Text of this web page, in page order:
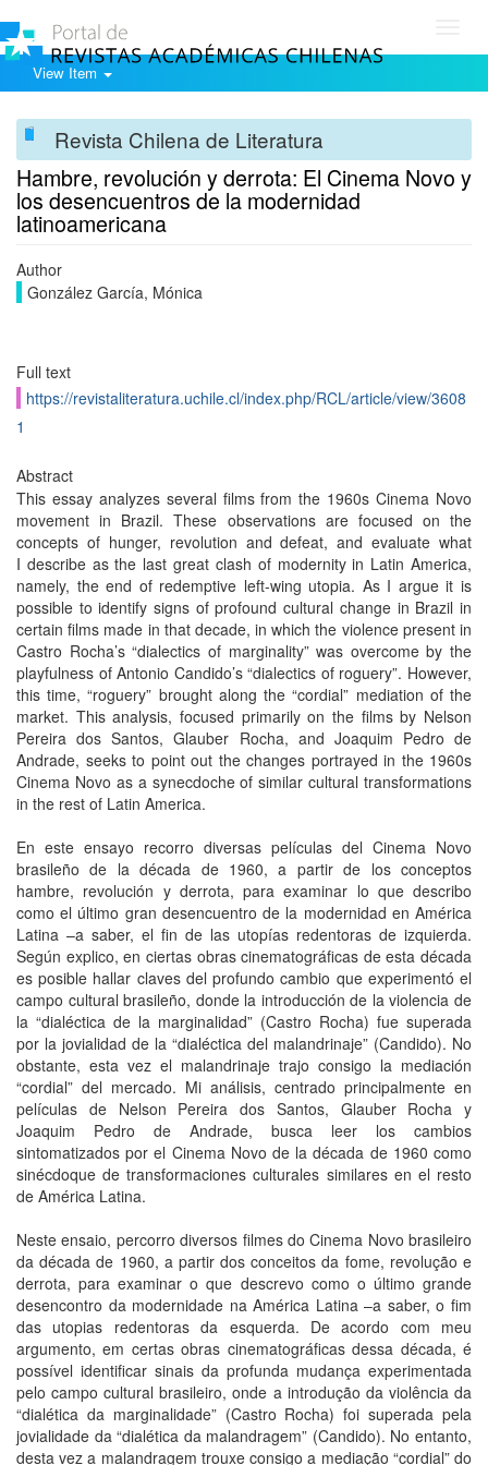
View Item
Revista Chilena de Literatura
Hambre, revolución y derrota: El Cinema Novo y
los desencuentros de la modernidad
latinoamericana
Author
González García, Mónica
Full text
https://revistaliteratura.uchile.cl/index.php/RCL/article/view/3608
1
Abstract
This essay analyzes several films from the 1960s Cinema Novo
movement in Brazil. These observations are focused on the
concepts of hunger, revolution and defeat, and evaluate what
I describe as the last great clash of modernity in Latin America,
namely, the end of redemptive left-wing utopia. As I argue it is
possible to identify signs of profound cultural change in Brazil in
certain films made in that decade, in which the violence present in
Castro Rocha’s “dialectics of marginality” was overcome by the
playfulness of Antonio Candido’s “dialectics of roguery”. However,
this time, “roguery” brought along the “cordial” mediation of the
market. This analysis, focused primarily on the films by Nelson
Pereira dos Santos, Glauber Rocha, and Joaquim Pedro de
Andrade, seeks to point out the changes portrayed in the 1960s
Cinema Novo as a synecdoche of similar cultural transformations
in the rest of Latin America.
En este ensayo recorro diversas películas del Cinema Novo
brasileño de la década de 1960, a partir de los conceptos
hambre, revolución y derrota, para examinar lo que describo
como el último gran desencuentro de la modernidad en América
Latina –a saber, el fin de las utopías redentoras de izquierda.
Según explico, en ciertas obras cinematográficas de esta década
es posible hallar claves del profundo cambio que experimentó el
campo cultural brasileño, donde la introducción de la violencia de
la “dialéctica de la marginalidad” (Castro Rocha) fue superada
por la jovialidad de la “dialéctica del malandrinaje” (Candido). No
obstante, esta vez el malandrinaje trajo consigo la mediación
“cordial” del mercado. Mi análisis, centrado principalmente en
películas de Nelson Pereira dos Santos, Glauber Rocha y
Joaquim Pedro de Andrade, busca leer los cambios
sintomatizados por el Cinema Novo de la década de 1960 como
sinécdoque de transformaciones culturales similares en el resto
de América Latina.
Neste ensaio, percorro diversos filmes do Cinema Novo brasileiro
da década de 1960, a partir dos conceitos da fome, revolução e
derrota, para examinar o que descrevo como o último grande
desencontro da modernidade na América Latina –a saber, o fim
das utopias redentoras da esquerda. De acordo com meu
argumento, em certas obras cinematográficas dessa década, é
possível identificar sinais da profunda mudança experimentada
pelo campo cultural brasileiro, onde a introdução da violência da
“dialética da marginalidade” (Castro Rocha) foi superada pela
jovialidade da “dialética da malandragem” (Candido). No entanto,
desta vez a malandragem trouxe consigo a mediação “cordial” do